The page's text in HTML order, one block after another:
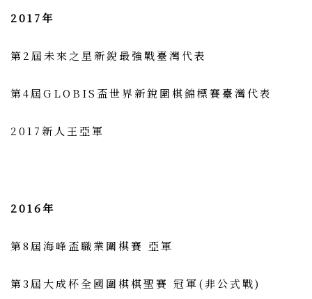
2017年
第2屆未來之星新銳最強戰臺灣代表
第4屆GLOBIS盃世界新銳圍棋錦標賽臺灣代表
2017新人王亞軍
2016年
第8屆海峰盃職業圍棋賽 亞軍
第3屆大成杯全國圍棋棋聖賽 冠軍(非公式戰)